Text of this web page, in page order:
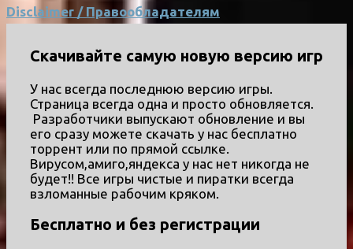
Disclaimer / Правообладателям
Скачивайте самую новую версию игр
У нас всегда последнюю версию игры.
Страница всегда одна и просто обновляется.
Разработчики выпускают обновление и вы
его сразу можете скачать у нас бесплатно
торрент или по прямой ссылке.
Вирусом,амиго,яндекса у нас нет никогда не
будет!! Все игры чистые и пиратки всегда
взломанные рабочим кряком.
Бесплатно и без регистрации